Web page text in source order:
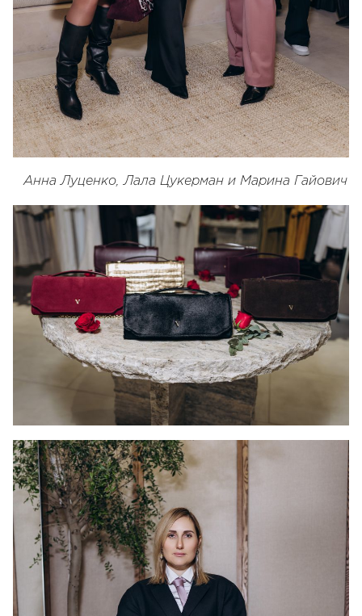
Анна Луценко, Лала Цукерман и Марина Гайович